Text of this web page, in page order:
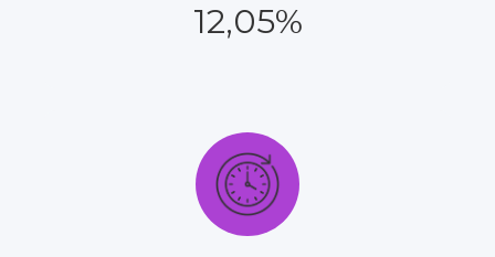
12,05%